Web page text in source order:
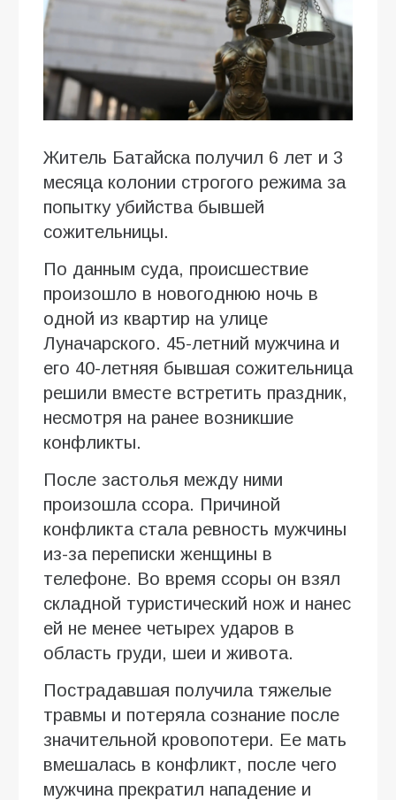
Житель Батайска получил 6 лет и 3
месяца колонии строгого режима за
попытку убийства бывшей
сожительницы.
По данным суда, происшествие
произошло в новогоднюю ночь в
одной из квартир на улице
Луначарского. 45-летний мужчина и
его 40-летняя бывшая сожительница
решили вместе встретить праздник,
несмотря на ранее возникшие
конфликты.
После застолья между ними
произошла ссора. Причиной
конфликта стала ревность мужчины
из-за переписки женщины в
телефоне. Во время ссоры он взял
складной туристический нож и нанес
ей не менее четырех ударов в
область груди, шеи и живота.
Пострадавшая получила тяжелые
травмы и потеряла сознание после
значительной кровопотери. Ее мать
вмешалась в конфликт, после чего
мужчина прекратил нападение и